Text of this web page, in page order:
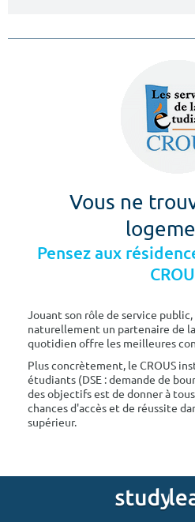
Vous ne
Pensez aux
Jouant son rôle de service public,
naturellement un partenaire de
quotidien offre les meilleures
Plus concrètement, le CROUS
étudiants (DSE : demande de
des objectifs est de donner à
chances d'accès et de réussite
supérieur.